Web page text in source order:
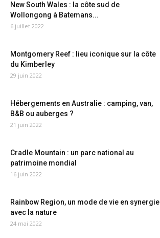
New South Wales : la côte sud de
Wollongong à Batemans...
6 juillet 2022
Montgomery Reef : lieu iconique sur la côte
du Kimberley
29 juin 2022
Hébergements en Australie : camping, van,
B&B ou auberges ?
21 juin 2022
Cradle Mountain : un parc national au
patrimoine mondial
16 juin 2022
Rainbow Region, un mode de vie en synergie
avec la nature
24 mai 2022